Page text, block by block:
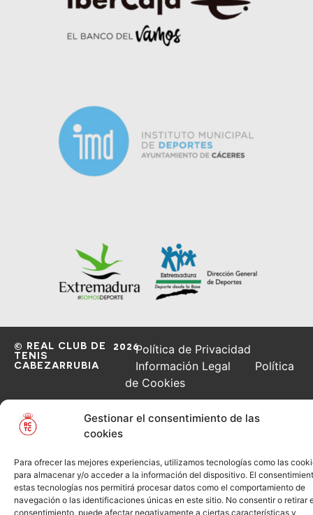
Gestionar el consentimiento de las
cookies
Para ofrecer las mejores experiencias, utilizamos tecnologías como las
para almacenar y/o acceder a la información del dispositivo. El
estas tecnologías nos permitirá procesar datos como el comportamiento de
navegación o las identificaciones únicas en este sitio. No consentir o retirar
consentimiento, puede afectar negativamente a ciertas características y
© REAL CLUB DE
TENIS
CABEZARRUBIA
2026Política de Privacidad
Información Legal
Política
de Cookies